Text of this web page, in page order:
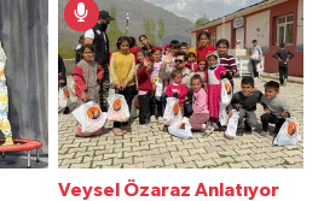
Veysel Özaraz Anlatıyor